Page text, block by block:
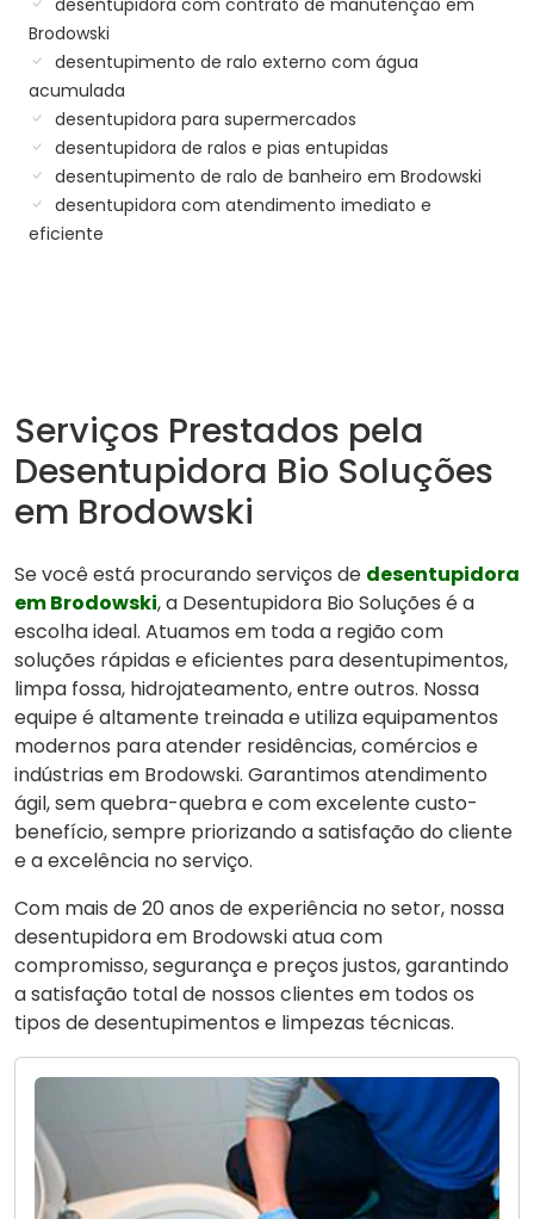
Brodowski
desentupimento de ralo externo com água
acumulada
desentupidora para supermercados
desentupidora de ralos e pias entupidas
desentupimento de ralo de banheiro em Brodowski
desentupidora com atendimento imediato e
eficiente
Serviços Prestados pela
Desentupidora Bio Soluções
em Brodowski
Se você está procurando serviços de desentupidora
em Brodowski, a Desentupidora Bio Soluções é a
escolha ideal. Atuamos em toda a região com
soluções rápidas e eficientes para desentupimentos,
limpa fossa, hidrojateamento, entre outros. Nossa
equipe é altamente treinada e utiliza equipamentos
modernos para atender residências, comércios e
indústrias em Brodowski. Garantimos atendimento
ágil, sem quebra-quebra e com excelente custo-
benefício, sempre priorizando a satisfação do cliente
e a excelência no serviço.
Com mais de 20 anos de experiência no setor, nossa
desentupidora em Brodowski atua com
compromisso, segurança e preços justos, garantindo
a satisfação total de nossos clientes em todos os
tipos de desentupimentos e limpezas técnicas.